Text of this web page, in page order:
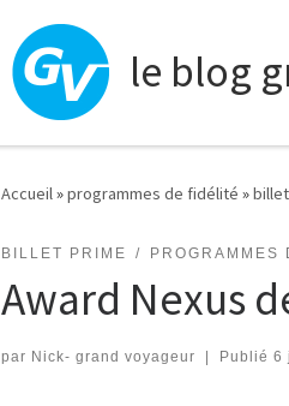
le blog
Accueil»programmes de fidélité »
BILLET PRIME PROGRAMMES
Award Nexus
par Nick- grand voyageur Publié 6